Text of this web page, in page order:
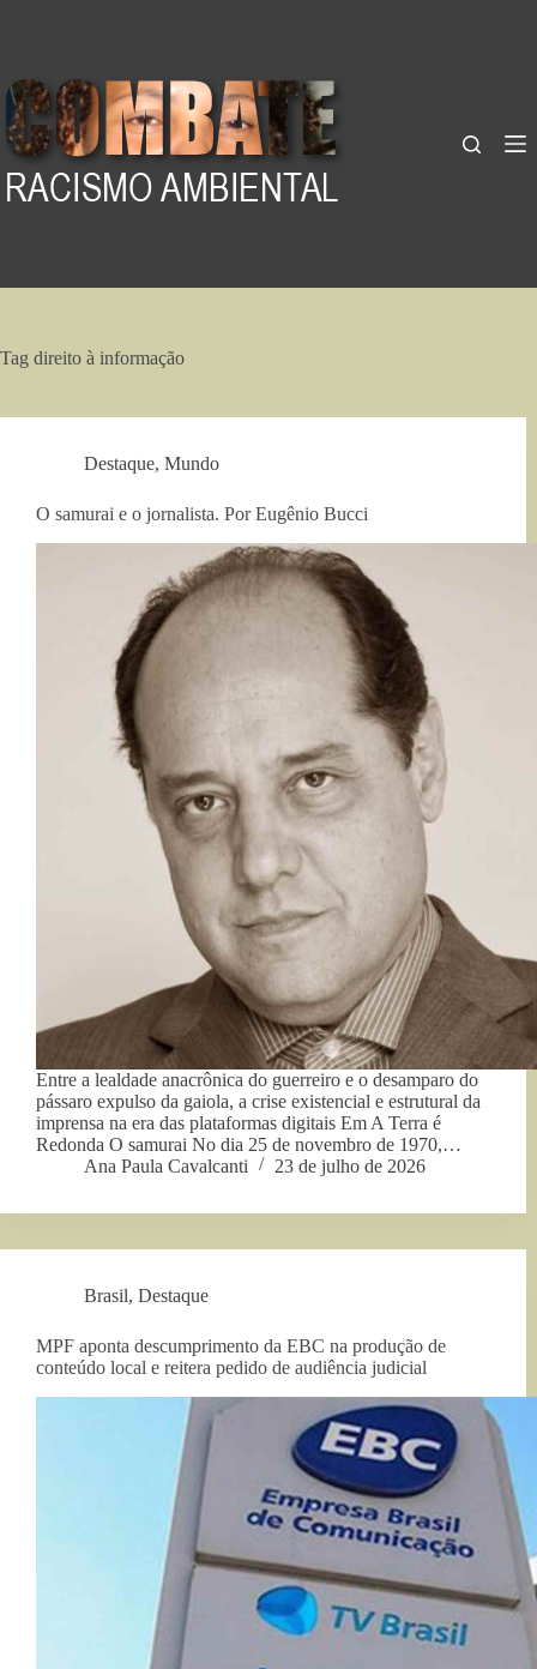
Tag direito à informação
Destaque, Mundo
O samurai e o jornalista. Por Eugênio Bucci
Entre a lealdade anacrônica do guerreiro e o desamparo do
pássaro expulso da gaiola, a crise existencial e estrutural da
imprensa na era das plataformas digitais Em A Terra é
Redonda O samurai No dia 25 de novembro de 1970,…
Ana Paula Cavalcanti
23 de julho de 2026
Brasil, Destaque
MPF aponta descumprimento da EBC na produção de
conteúdo local e reitera pedido de audiência judicial